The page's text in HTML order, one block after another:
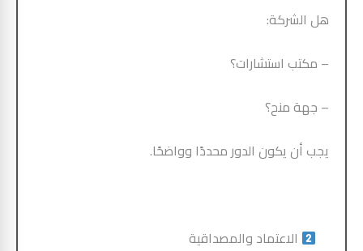
هل الشركة:
– مكتب استشارات؟
– جهة منح؟
يجب أن يكون الدور محددًا وواضحًا.
الاعتماد والمصداقية